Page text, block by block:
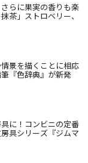
らに果実の香りも楽
茶」ストロベリー、
景を描くことに相応
『色辞典』が新発
に！コンビニの定番
具シリーズ『ジムマ